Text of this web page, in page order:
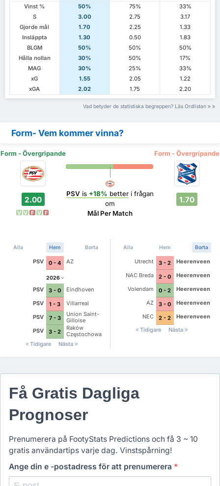
Vinst %
50% 75%
33%
S
3.00 2.75
3.17
Gjorde mål
1.70 2.25
1.33
Insläppta
1.30 0.50
1.83
BLGM
50% 50%
50%
Hålla nollan
30% 50%
17%
MAG
30% 25%
33%
xG
1.55 2.05
1.22
xGA
2.02 1.75 2.20
Vad betyder de statistiska begreppen? Läs Ordlistan
Form- Vem kommer vinna?
Form - Övergripande Form - Övergripande
2.00
V V F V F
PSVis +18% betteri frågan
om
Mål Per Match
1.70
Alla Hem Borta
PSV 0 - 4 AZ
2026
PSV 3 - 0
Eindhoven
PSV
1 - 3
Villarreal
PSV
7 - 3
Union Saint-
Gilloise
PSV
3 - 2
Raków
Częstochowa
Tidigare
Nästa
Alla Hem Borta
Utrecht 3 - 2
Heerenveen
NAC Breda
2 - 0
Heerenveen
Volendam
0 - 2
Heerenveen
AZ
3 - 0
Heerenveen
NEC
2 - 2
Heerenveen
Tidigare
Nästa
Få Gratis Dagliga
Prognoser
Prenumerera på FootyStats Predictions och få 3 ~ 10
gratis användartips varje dag. Vinstspårning!
Ange din e -postadress för att prenumerera *